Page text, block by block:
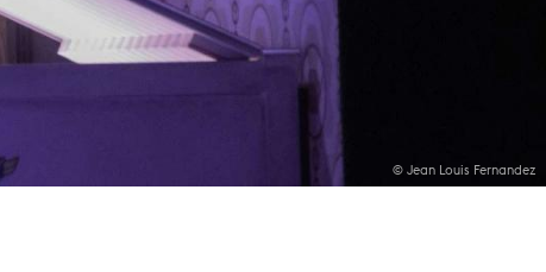
© Jean Louis Fernandez